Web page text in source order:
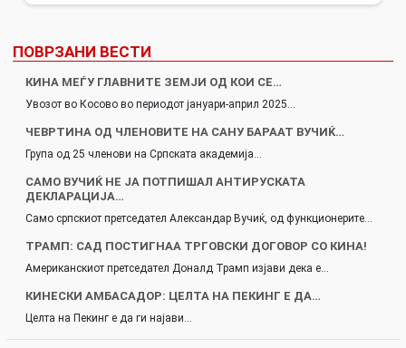
ПОВРЗАНИ ВЕСТИ
КИНА МЕЃУ ГЛАВНИТЕ ЗЕМЈИ ОД КОИ СЕ…
Увозот во Косово во периодот јануари-април 2025…
ЧЕВРТИНА ОД ЧЛЕНОВИТЕ НА САНУ БАРААТ ВУЧИЌ…
Група од 25 членови на Српската академија…
САМО ВУЧИЌ НЕ ЈА ПОТПИШАЛ АНТИРУСКАТА
ДЕКЛАРАЦИЈА…
Само српскиот претседател Александар Вучиќ, од функционерите…
ТРАМП: САД ПОСТИГНАА ТРГОВСКИ ДОГОВОР СО КИНА!
Американскиот претседател Доналд Трамп изјави дека е…
КИНЕСКИ АМБАСАДОР: ЦЕЛТА НА ПЕКИНГ Е ДА…
Целта на Пекинг е да ги најави…